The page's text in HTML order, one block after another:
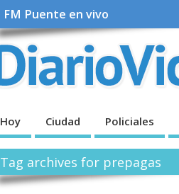
FM Puente en vivo
Hoy Ciudad Policiales
Tag archives for prepagas